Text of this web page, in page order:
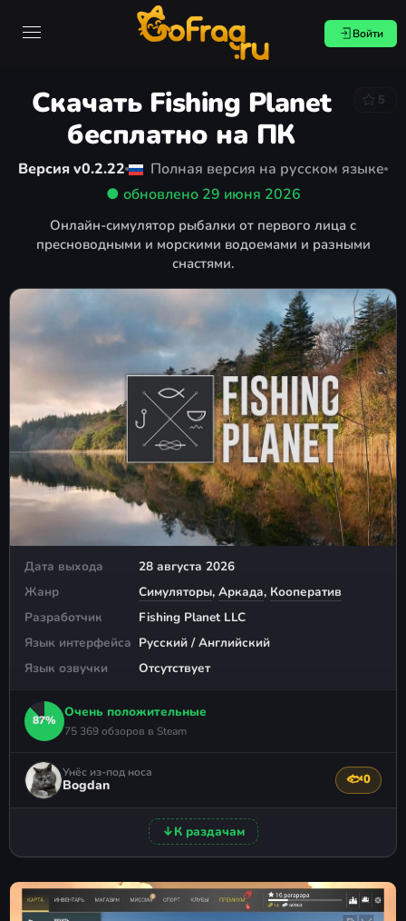
Войти
Скачать Fishing Planet
бесплатно на ПК
5
Версия v0.2.22
Полная версия на русском языке
● обновлено 29 июня 2026
Онлайн-симулятор рыбалки от первого лица с
пресноводными и морскими водоемами и разными
снастями.
Дата выхода
28 августа 2026
Жанр
Симуляторы, Аркада, Кооператив
Разработчик
Fishing Planet LLC
Язык интерфейса Русский / Английский
Язык озвучки
Отсутствует
87%
Очень положительные
75 369 обзоров в Steam
Унёс из-под носа
Bogdan 🐟0
↓К раздачам